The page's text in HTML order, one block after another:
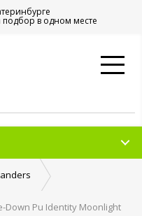
в одном месте
Down Pu Identity Moonlight